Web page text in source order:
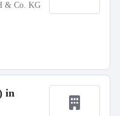
& Co. KG
in